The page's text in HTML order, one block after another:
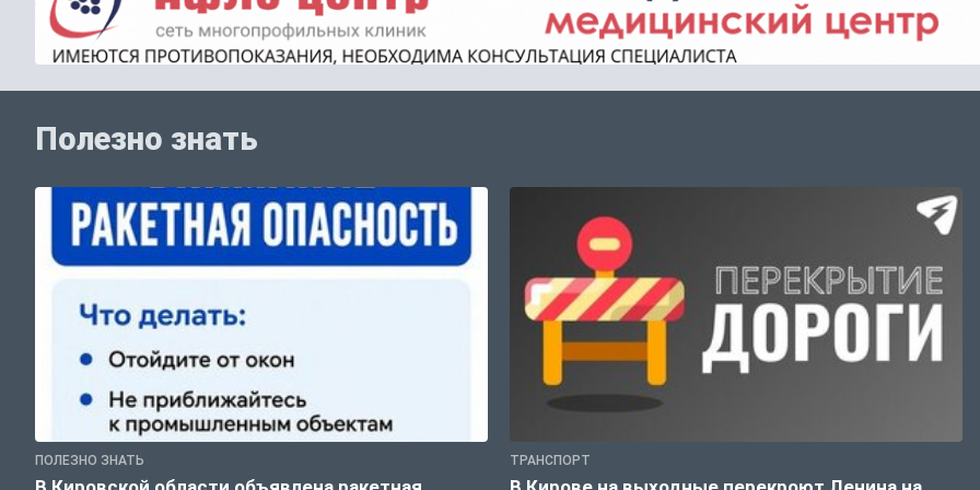
Полезно знать
ПОЛЕЗНО ЗНАТЬ ТРАНСПОРТ